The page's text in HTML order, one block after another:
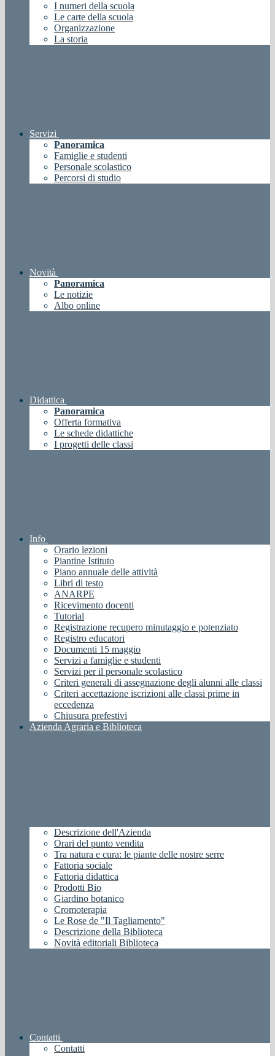
I numeri della scuola
Le carte della scuola
Organizzazione
La storia
Servizi
Panoramica
Famiglie e studenti
Personale scolastico
Percorsi di studio
Novità
Panoramica
Le notizie
Albo online
Didattica
Panoramica
Offerta formativa
Le schede didattiche
I progetti delle classi
Info
Orario lezioni
Piantine Istituto
Piano annuale delle attività
Libri di testo
ANARPE
Ricevimento docenti
Tutorial
Registrazione recupero minutaggio e potenziato
Registro educatori
Documenti 15 maggio
Servizi a famiglie e studenti
Servizi per il personale scolastico
Criteri generali di assegnazione degli alunni alle classi
Criteri accettazione iscrizioni alle classi prime in
eccedenza
Chiusura prefestivi
Azienda Agraria e Biblioteca
Descrizione dell'Azienda
Orari del punto vendita
Tra natura e cura: le piante delle nostre serre
Fattoria sociale
Fattoria didattica
Prodotti Bio
Giardino botanico
Cromoterapia
Le Rose de "Il Tagliamento"
Descrizione della Biblioteca
Novità editoriali Biblioteca
Contatti
Contatti